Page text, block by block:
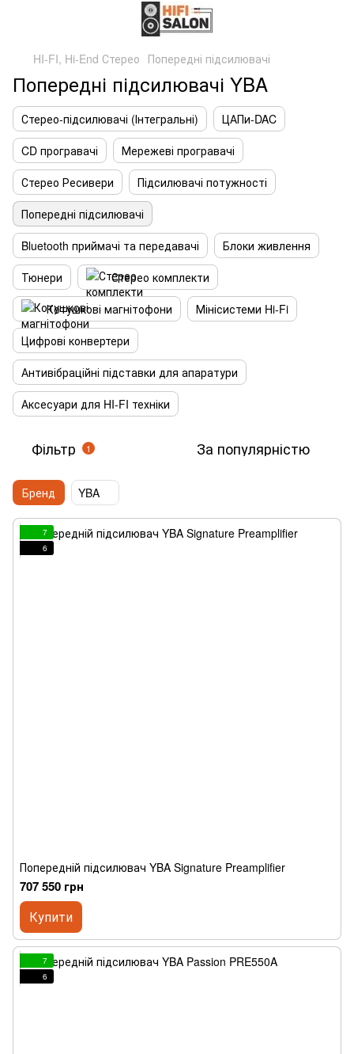
HI-FI, Hi-End Стерео Попередні підсилювачі
Попередні підсилювачі YBA
Стерео-підсилювачі (Інтегральні)
ЦАПи-DAC
CD програвачі
Мережеві програвачі
Стерео Ресивери
Підсилювачі потужності
Попередні підсилювачі
Bluetooth приймачі та передавачі
Блоки живлення
Тюнери
Стерео комплекти
Котушкові магнітофони
Мінісистеми Hi-Fi
Цифрові конвертери
Антивібраційні підставки для апаратури
Аксесуари для HI-FI техніки
Фільтр 1 За популярністю
Бренд YBA
7
6
Попередній підсилювач YBA Signature Preamplifier
707 550 грн
Купити
7
6